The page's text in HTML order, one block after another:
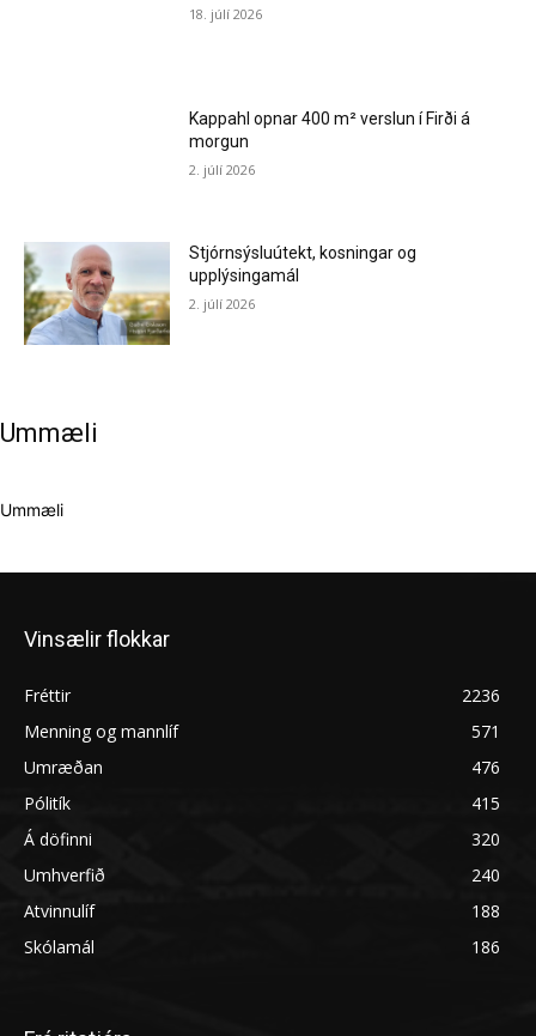
18. júlí 2026
Kappahl opnar 400 m² verslun í Firði á
morgun
2. júlí 2026
Stjórnsýsluútekt, kosningar og
upplýsingamál
2. júlí 2026
Ummæli
Ummæli
Vinsælir flokkar
Fréttir
2236
Menning og mannlíf
571
Umræðan
476
Pólitík
415
Á döfinni
320
Umhverfið
240
Atvinnulíf
188
Skólamál
186